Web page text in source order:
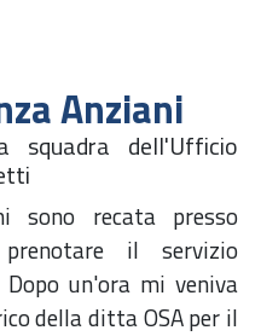
Anziani
dell'Ufficio
recata presso
il servizio
un'ora mi veniva
della ditta OSA per il